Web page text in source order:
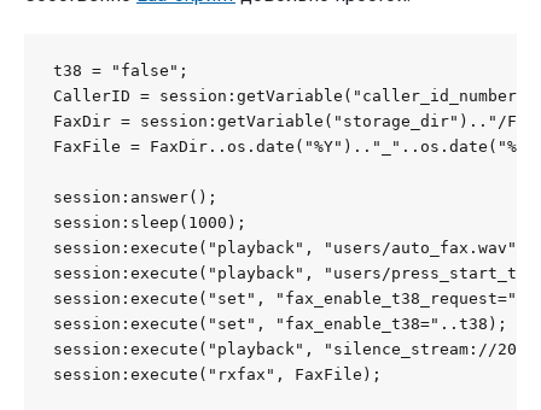
t38 = "false";
CallerID =
FaxDir = session:getVariable("storage_dir").."/
FaxFile =
session:answer();
session:sleep(1000);
session:execute("playback", "users/auto_fax.wav");
session:execute("playback", "users/
session:execute("set",
session:execute("set", "fax_enable_t38="..t38);
session:execute("playback", "silence_stream://
session:execute("rxfax", FaxFile);